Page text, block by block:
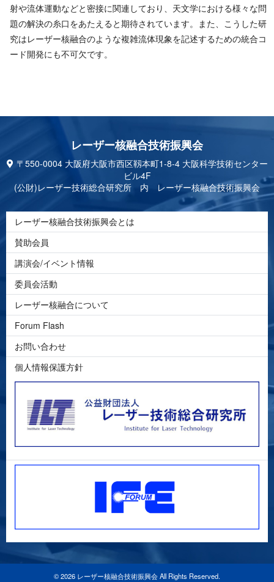
射や流体運動などと密接に関連しており、天文学における様々な問
題の解決の糸口をあたえると期待されています。また、こうした研
究はレーザー核融合のような複雑流体現象を記述するための統合コ
ード開発にも不可 欠 で す 。
レーザー核融合技 術 振 興 会
〒550-0004 大阪府大阪市西区靱本町1-8-4 大阪科学技術センター
ビル4F
(公財)レーザー技術総合研究所 内 レーザー核融合技術振興会
レーザー核融合技術振興会とは
賛助会員
講演会/イベント情報
委員会活動
レーザー核融合について
Forum Flash
お問い合わせ
個人情報保護方針
© 2026 レーザー核融合技術振興会 All Rights Reserved.